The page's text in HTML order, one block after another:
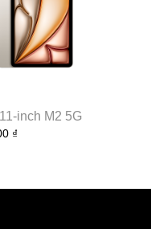
inch M2 5G
₫